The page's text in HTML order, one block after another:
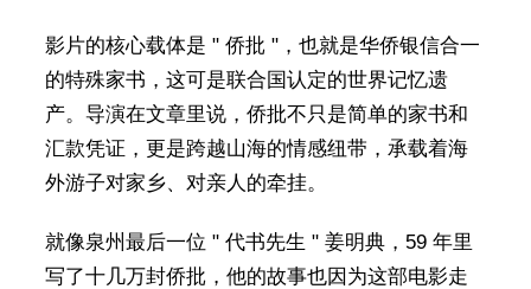
影片的核心载体是 " 侨批 "，也就是华侨银信合一
的特殊家书，这可是联合国认定的世界记忆遗
产。导演在文章里说，侨批不只是简单的家书和
汇款凭证，更是跨越山海的情感纽带，承载着海
外游子对家乡、对亲人的牵挂。
就像泉州最后一位 " 代书先生 " 姜明典，59 年里
写了十几万封侨批，他的故事也因为这部电影走